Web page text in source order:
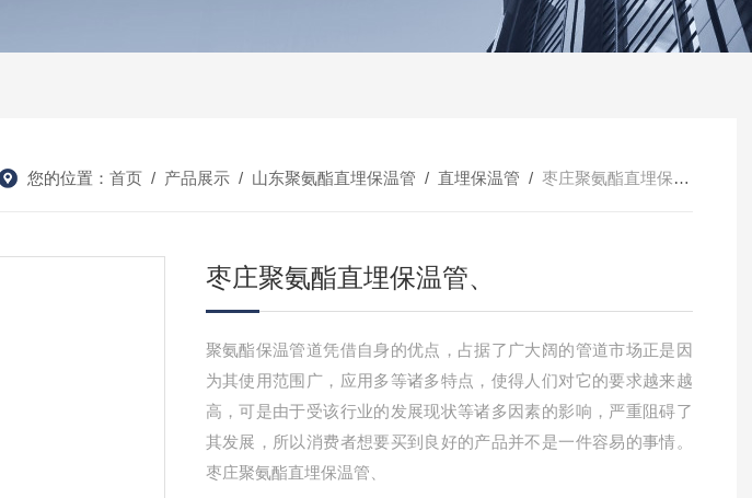
您的位置： 首页/ 产品展示/ 山东聚氨酯直埋保温管 / 直埋保温管 / 枣庄聚氨酯直埋保温管、
枣庄聚氨酯直埋保温管、
聚氨酯保温管道凭借自身的优点，占据了广大阔的管道市场正是因
为其使用范围广，应用多等诸多特点，使得人们对它的要求越来越
高，可是由于受该行业的发展现状等诸多因素的影响，严重阻碍了
其发展，所以消费者想要买到良好的产品并不是一件容易的事情。
枣庄聚氨酯直埋保温管、